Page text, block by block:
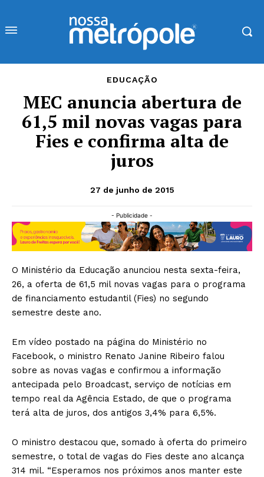
EDUCAÇÃO
MEC anuncia abertura de
61,5 mil novas vagas para
Fies e confirma alta de
juros
27 de junho de 2015
- Publicidade -
O Ministério da Educação anunciou nesta sexta-feira,
26, a oferta de 61,5 mil novas vagas para o programa
de financiamento estudantil (Fies) no segundo
semestre deste ano.
Em vídeo postado na página do Ministério no
Facebook, o ministro Renato Janine Ribeiro falou
sobre as novas vagas e confirmou a informação
antecipada pelo Broadcast, serviço de notícias em
tempo real da Agência Estado, de que o programa
terá alta de juros, dos antigos 3,4% para 6,5%.
O ministro destacou que, somado à oferta do primeiro
semestre, o total de vagas do Fies deste ano alcança
314 mil. “Esperamos nos próximos anos manter este